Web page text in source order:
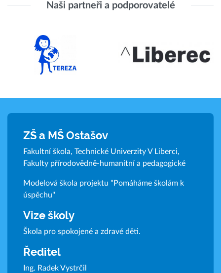
Naši partneři a podporovatelé
ZŠ a MŠ Ostašov
Fakultní škola, Technické Univerzity V Liberci,
Fakulty přírodovědně-humanitní a pedagogické
Modelová škola projektu "Pomáháme školám k
úspěchu"
Vize školy
Škola pro spokojené a zdravé děti.
Ředitel
Ing. Radek Vystrčil